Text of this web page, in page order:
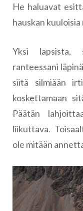
He haluavat
hauskan kuuloisia
Yksi lapsista,
ranteessani
siitä silmiään
koskettamaan
Päätän
liikuttava.
ole mitään